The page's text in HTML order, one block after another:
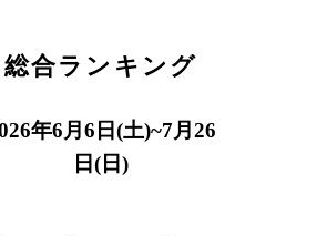
総合ランキング
年6月6日(土)~7月26
日(日)